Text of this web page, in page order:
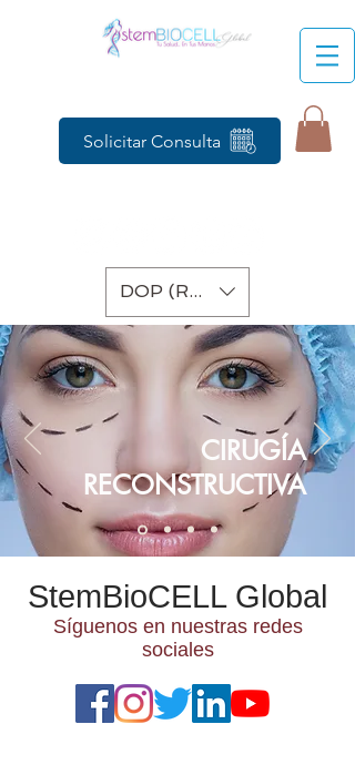
Solicitar Consulta
DOP (RD$)
CIRUGÍA
RECONSTRUCTIVA
StemBioCELL Global
Síguenos en nuestras redes
sociales